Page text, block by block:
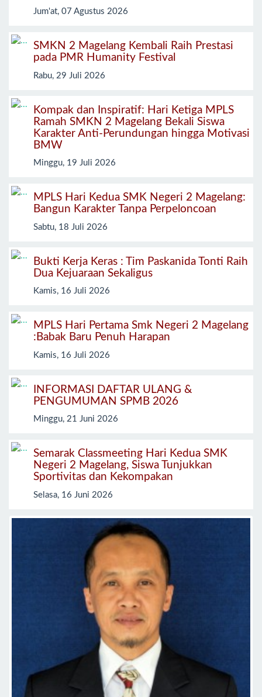
Jum'at, 07 Agustus 2026
SMKN 2 Magelang Kembali Raih Prestasi
pada PMR Humanity Festival
Rabu, 29 Juli 2026
Kompak dan Inspiratif: Hari Ketiga MPLS
Ramah SMKN 2 Magelang Bekali Siswa
Karakter Anti-Perundungan hingga Motivasi
BMW
Minggu, 19 Juli 2026
MPLS Hari Kedua SMK Negeri 2 Magelang:
Bangun Karakter Tanpa Perpeloncoan
Sabtu, 18 Juli 2026
Bukti Kerja Keras : Tim Paskanida Tonti Raih
Dua Kejuaraan Sekaligus
Kamis, 16 Juli 2026
MPLS Hari Pertama Smk Negeri 2 Magelang
:Babak Baru Penuh Harapan
Kamis, 16 Juli 2026
INFORMASI DAFTAR ULANG &
PENGUMUMAN SPMB 2026
Minggu, 21 Juni 2026
Semarak Classmeeting Hari Kedua SMK
Negeri 2 Magelang, Siswa Tunjukkan
Sportivitas dan Kekompakan
Selasa, 16 Juni 2026